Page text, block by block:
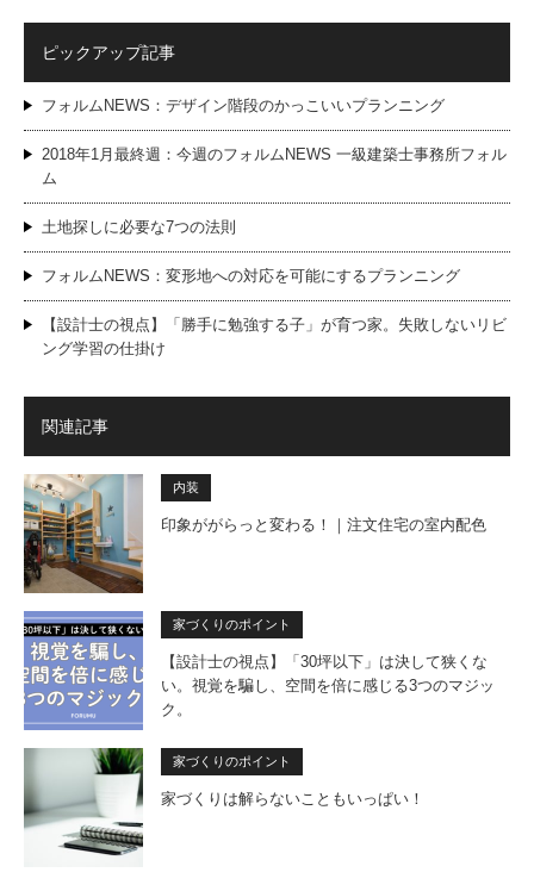
ピックアップ記事
フォルムNEWS：デザイン階段のかっこいいプランニング
2018年1月最終週：今週のフォルムNEWS 一級建築士事務所フォル
ム
土地探しに必要な7つの法則
フォルムNEWS：変形地への対応を可能にするプランニング
【設計士の視点】「勝手に勉強する子」が育つ家。失敗しないリビ
ング学習の仕掛け
関連記事
内装
印象ががらっと変わる！｜注文住宅の室内配色
家づくりのポイント
【設計士の視点】「30坪以下」は決して狭くな
い。視覚を騙し、空間を倍に感じる3つのマジッ
ク。
家づくりのポイント
家づくりは解らないこともいっぱい！